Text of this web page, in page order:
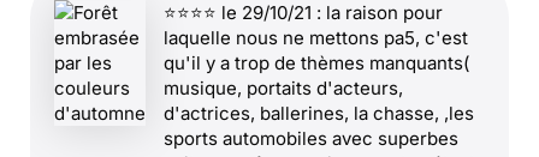
⭐⭐⭐⭐ le 29/10/21 : la raison pour
laquelle nous ne mettons pa5, c'est
qu'il y a trop de thèmes manquants(
musique, portaits d'acteurs,
d'actrices, ballerines, la chasse, ,les
sports automobiles avec superbes